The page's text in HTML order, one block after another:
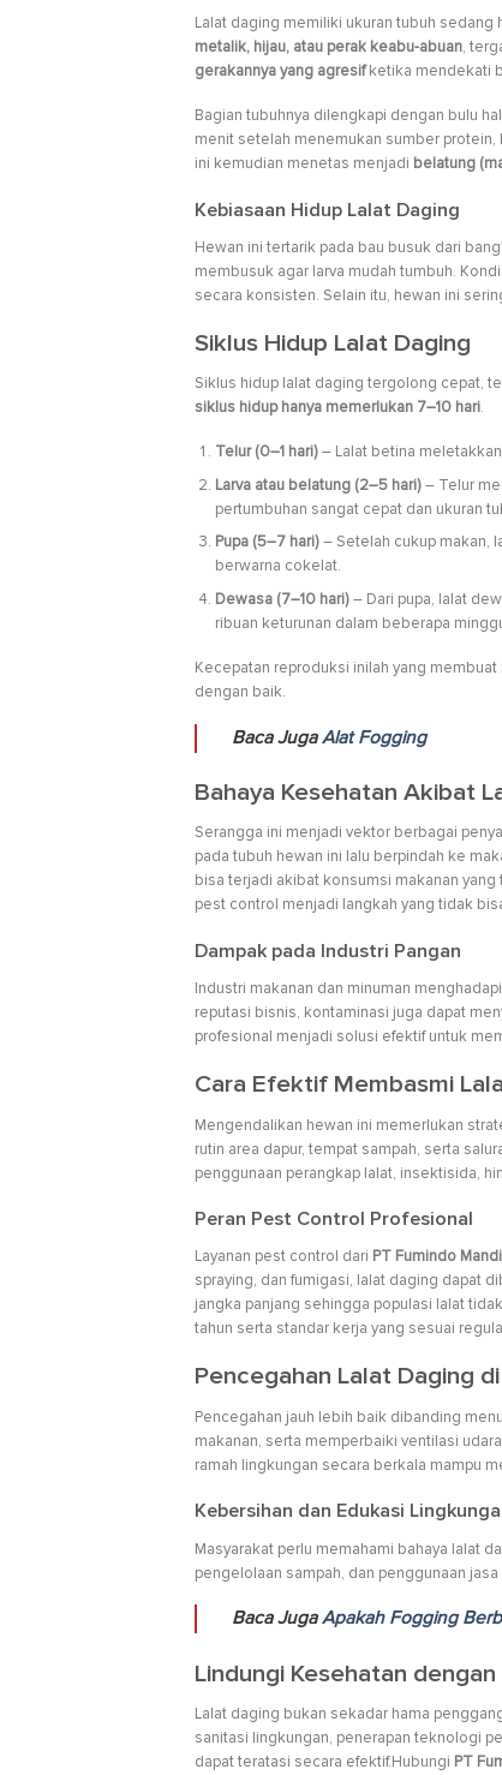
Lalat daging memiliki ukuran tubuh sedang
metalik, hijau, atau perak keabu-abuan,
gerakannya yang agresifketika mendekati
Bagian tubuhnya dilengkapi dengan bulu
menit setelah menemukan sumber
ini kemudian menetas menjadi belatung
Kebiasaan Hidup Lalat Daging
Hewan ini tertarik pada bau busuk dari
membusuk agar larva mudah tumbuh.
secara konsisten. Selain itu, hewan ini
Siklus Hidup Lalat Daging
Siklus hidup lalat daging tergolong cepat,
siklus hidup hanya memerlukan 7–10 hari.
Telur (0–1 hari)– Lalat betina
Larva atau belatung (2–5 hari)– Telur
pertumbuhan sangat cepat dan ukuran
Pupa (5–7 hari)– Setelah cukup makan,
berwarna cokelat.
Dewasa (7–10 hari)– Dari pupa, lalat
ribuan keturunan dalam beberapa
Kecepatan reproduksi inilah yang
dengan baik.
Baca JugaAlat Fogging
Bahaya Kesehatan Akibat
Serangga ini menjadi vektor berbagai
pada tubuh hewan ini lalu berpindah ke
bisa terjadi akibat konsumsi makanan
pest control menjadi langkah yang tidak
Dampak pada Industri Pangan
Industri makanan dan minuman
reputasi bisnis, kontaminasi juga dapat
profesional menjadi solusi efektif untuk
Cara Efektif Membasmi
Mengendalikan hewan ini memerlukan
rutin area dapur, tempat sampah, serta
penggunaan perangkap lalat, insektisida,
Peran Pest Control Profesional
Layanan pest control dari PT Fumindo
spraying, dan fumigasi, lalat daging dapat
jangka panjang sehingga populasi lalat
tahun serta standar kerja yang sesuai
Pencegahan Lalat Daging
Pencegahan jauh lebih baik dibanding
makanan, serta memperbaiki ventilasi
ramah lingkungan secara berkala mampu
Kebersihan dan Edukasi
Masyarakat perlu memahami bahaya lalat
pengelolaan sampah, dan penggunaan
Baca JugaApakah Fogging
Lindungi Kesehatan
Lalat daging bukan sekadar hama
sanitasi lingkungan, penerapan teknologi
dapat teratasi secara efektif.Hubungi PT